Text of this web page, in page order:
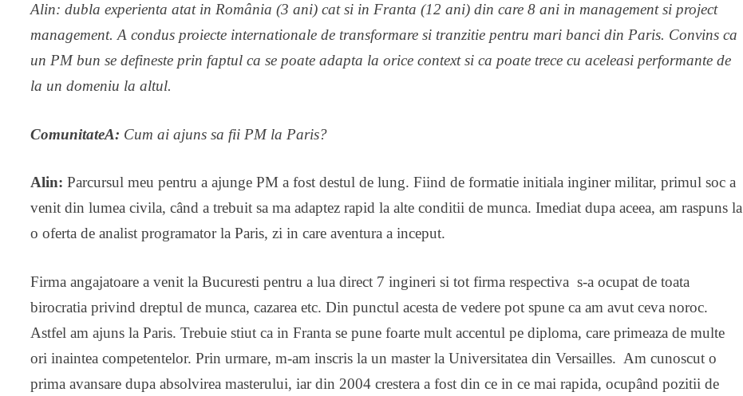
Alin: dubla experienta atat in România (3 ani) cat si in Franta (12 ani) din care 8 ani in management si project
management. A condus proiecte internationale de transformare si tranzitie pentru mari banci din Paris. Convins ca
un PM bun se defineste prin faptul ca se poate adapta la orice context si ca poate trece cu aceleasi performante de
la un domeniu la altul.
ComunitateA: Cum ai ajuns sa fii PM la Paris?
Alin: Parcursul meu pentru a ajunge PM a fost destul de lung. Fiind de formatie initiala inginer militar, primul soc a
venit din lumea civila, când a trebuit sa ma adaptez rapid la alte conditii de munca. Imediat dupa aceea, am raspuns la
o oferta de analist programator la Paris, zi in care aventura a inceput.
Firma angajatoare a venit la Bucuresti pentru a lua direct 7 ingineri si tot firma respectiva s-a ocupat de toata
birocratia privind dreptul de munca, cazarea etc. Din punctul acesta de vedere pot spune ca am avut ceva noroc.
Astfel am ajuns la Paris. Trebuie stiut ca in Franta se pune foarte mult accentul pe diploma, care primeaza de multe
ori inaintea competentelor. Prin urmare, m-am inscris la un master la Universitatea din Versailles. Am cunoscut o
prima avansare dupa absolvirea masterului, iar din 2004 crestera a fost din ce in ce mai rapida, ocupând pozitii de